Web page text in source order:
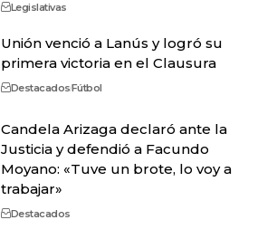
Legislativas
Unión venció a Lanús y logró su
primera victoria en el Clausura
DestacadosFútbol
Candela Arizaga declaró ante la
Justicia y defendió a Facundo
Moyano: «Tuve un brote, lo voy a
trabajar»
Destacados